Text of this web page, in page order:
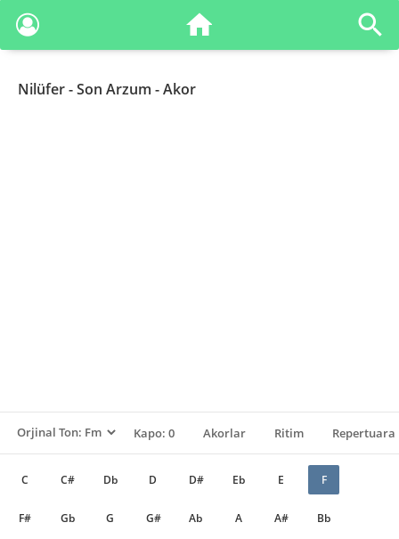
Nilüfer- Son Arzum - Akor
Kapo: 0 Akorlar Ritim Repertuara
C C# Db D D# Eb E F
F# Gb G G# Ab A A# Bb